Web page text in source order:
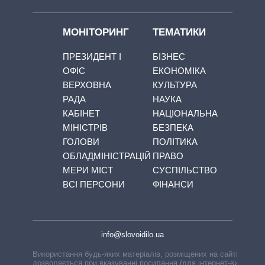
МОНІТОРИНГ
ПРЕЗИДЕНТ І
ОФІС
ВЕРХОВНА
РАДА
КАБІНЕТ
МІНІСТРІВ
ГОЛОВИ
ОБЛАДМІНІСТРАЦІЙ
МЕРИ МІСТ
ВСІ ПЕРСОНИ
ТЕМАТИКИ
БІЗНЕС
ЕКОНОМІКА
КУЛЬТУРА
НАУКА
НАЦІОНАЛЬНА
БЕЗПЕКА
ПОЛІТИКА
ПРАВО
СУСПІЛЬСТВО
ФІНАНСИ
info@slovoidilo.ua
Використання будь-яких матеріалів, розміщених на сайті,
дозволяється при вказуванні посилання (для інтернет-видань